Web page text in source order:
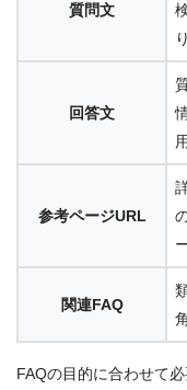
質問文
回答文
参考ページURL
関連FAQ
FAQの目的に合わせて